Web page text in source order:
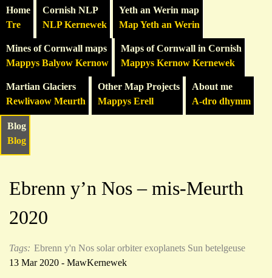
Home
Tre
Cornish NLP
NLP Kernewek
Yeth an Werin map
Map Yeth an Werin
Mines of Cornwall maps
Mappys Balyow Kernow
Maps of Cornwall in Cornish
Mappys Kernow Kernewek
Martian Glaciers
Rewlivaow Meurth
Other Map Projects
Mappys Erell
About me
A-dro dhymm
Blog
Blog
Ebrenn y’n Nos – mis-Meurth
2020
Tags: Ebrenn y'n Nos solar orbiter exoplanets Sun betelgeuse
13 Mar 2020 - MawKernewek